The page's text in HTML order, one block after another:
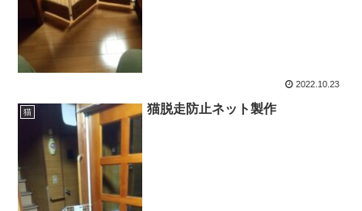
2022.10.23
猫 猫脱走防止ネット製作